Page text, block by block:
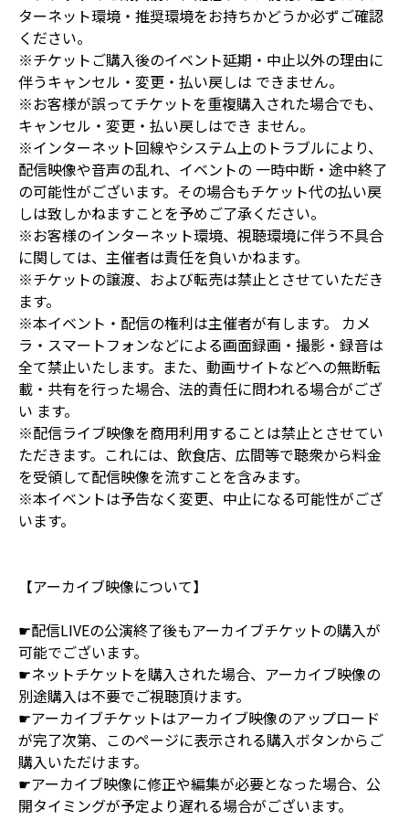
ターネット環境・推奨環境をお持ちかどうか必ずご確認
ください。
※チケットご購入後のイベント延期・中止以外の理由に
伴うキャンセル・変更・払い戻しは できません。
※お客様が誤ってチケットを重複購入された場合でも、
キャンセル・変更・払い戻しはでき ません。
※インターネット回線やシステム上のトラブルにより、
配信映像や音声の乱れ、イベントの 一時中断・途中終了
の可能性がございます。その場合もチケット代の払い戻
しは致しかねますことを予めご了承ください。
※お客様のインターネット環境、視聴環境に伴う不具合
に関しては、主催者は責任を負いかねます。
※チケットの譲渡、および転売は禁止とさせていただき
ます。
※本イベント・配信の権利は主催者が有します。 カメ
ラ・スマートフォンなどによる画面録画・撮影・録音は
全て禁止いたします。また、動画サイトなどへの無断転
載・共有を行った場合、法的責任に問われる場合がござ
い ます。
※配信ライブ映像を商用利用することは禁止とさせてい
ただきます。これには、飲食店、広間等で聴衆から料金
を受領して配信映像を流すことを含みます。
※本イベントは予告なく変更、中止になる可能性がござ
います。
【アーカイブ映像について】
☛配信LIVEの公演終了後もアーカイブチケットの購入が
可能でございます。
☛ネットチケットを購入された場合、アーカイブ映像の
別途購入は不要でご視聴頂けます。
☛アーカイブチケットはアーカイブ映像のアップロード
が完了次第、このページに表示される購入ボタンからご
購入いただけます。
☛アーカイブ映像に修正や編集が必要となった場合、公
開タイミングが予定より遅れる場合がございます。